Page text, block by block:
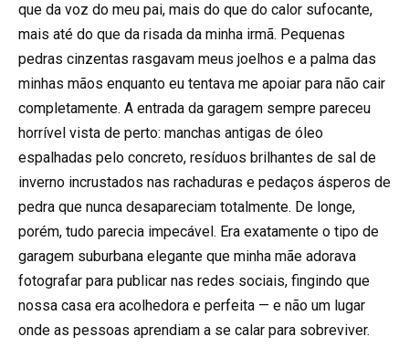
que da voz do meu pai, mais do que do calor sufocante,
mais até do que da risada da minha irmã. Pequenas
pedras cinzentas rasgavam meus joelhos e a palma das
minhas mãos enquanto eu tentava me apoiar para não cair
completamente. A entrada da garagem sempre pareceu
horrível vista de perto: manchas antigas de óleo
espalhadas pelo concreto, resíduos brilhantes de sal de
inverno incrustados nas rachaduras e pedaços ásperos de
pedra que nunca desapareciam totalmente. De longe,
porém, tudo parecia impecável. Era exatamente o tipo de
garagem suburbana elegante que minha mãe adorava
fotografar para publicar nas redes sociais, fingindo que
nossa casa era acolhedora e perfeita — e não um lugar
onde as pessoas aprendiam a se calar para sobreviver.